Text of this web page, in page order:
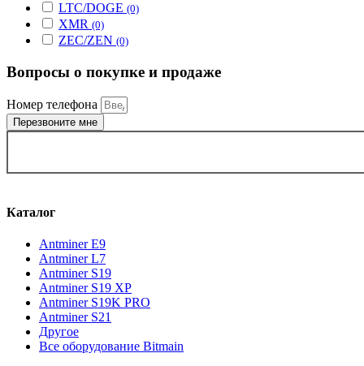
LTC/DOGE (0)
XMR (0)
ZEC/ZEN (0)
Вопросы о покупке и продаже
Номер телефона
Перезвоните мне
Каталог
Antminer E9
Antminer L7
Antminer S19
Antminer S19 XP
Antminer S19K PRO
Antminer S21
Другое
Все оборудование Bitmain